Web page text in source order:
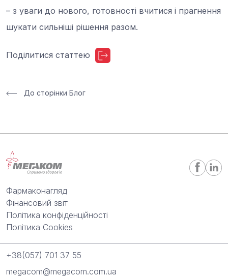
– з уваги до нового, готовності вчитися і прагнення
шукати сильніші рішення разом.
До сторінки Блог
Поділитися статтею
Фармаконагляд
Фінансовий звіт
Політика конфіденційності
Політика Cookies
+38(057) 701 37 55
megacom@megacom.com.ua